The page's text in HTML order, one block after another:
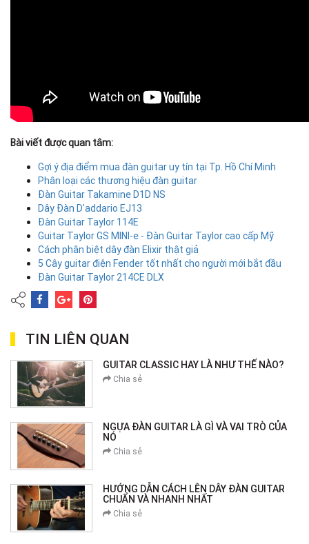
Bài viết được quan tâm:
Gợi ý địa điểm mua đàn guitar uy tín tại Tp. Hồ Chí Minh
Phân loại các thương hiệu đàn guitar
Đàn Guitar Takamine D1D NS
Dây Đàn D'addario EJ13
Đàn Guitar Taylor 114E
Guitar Taylor GS MINI-e - Đàn Guitar Taylor cao cấp Mỹ
Cách phân biệt dây đàn Elixir thật giả
5 Cây guitar điện Fender tốt nhất cho người mới bắt đầu
Đàn Guitar Taylor 214CE DLX
TIN LIÊN QUAN
GUITAR CLASSIC HAY LÀ NHƯ THẾ NÀO?
Chia sẻ
NGỰA ĐÀN GUITAR LÀ GÌ VÀ VAI TRÒ CỦA
NÓ
Chia sẻ
HƯỚNG DẪN CÁCH LÊN DÂY ĐÀN GUITAR
CHUẨN VÀ NHANH NHẤT
Chia sẻ